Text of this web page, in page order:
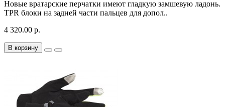
Новые вратарские перчатки имеют гладкую замшевую ладонь.
TPR блоки на задней части пальцев для допол..
4 320.00 р.
В корзину